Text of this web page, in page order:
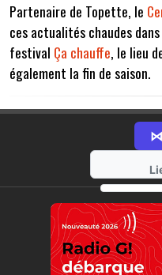
Partenaire de Topette, le
ces actualités chaudes
festival Ça chauffe, le lieu
également la fin de saison.
⋈